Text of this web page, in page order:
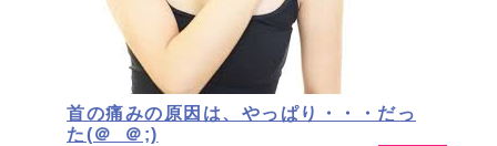
首の痛みの原因は、やっぱり・・・だっ
た(＠_＠;)